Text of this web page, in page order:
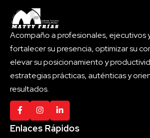
Acompaño a profesionales, ejecutivos
fortalecer su presencia, optimizar su
elevar su posicionamiento y
estrategias prácticas, auténticas y
resultados.
Enlaces Rápidos